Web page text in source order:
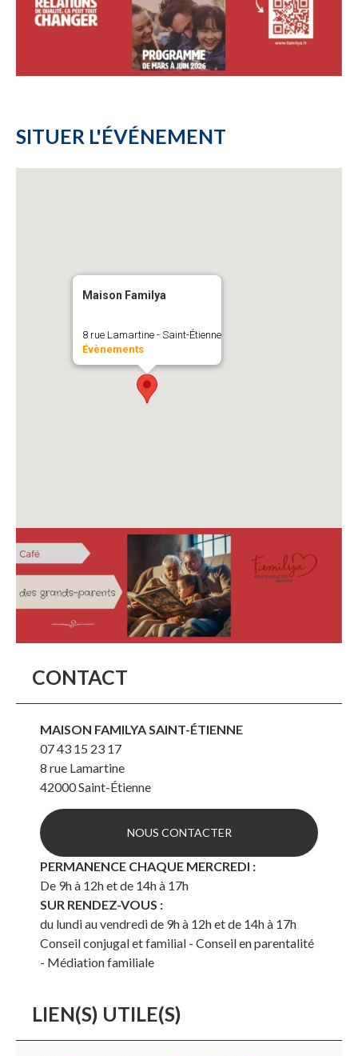
SITUER L'ÉVÉNEMENT
Maison Familya
8 rue Lamartine - Saint-Étienne
Évènements
CONTACT
MAISON FAMILYA SAINT-ÉTIENNE
07 43 15 23 17
8 rue Lamartine
42000Saint-Étienne
NOUS CONTACTER
PERMANENCE CHAQUE MERCREDI :
De 9h à 12h et de 14h à 17h
SUR RENDEZ-VOUS :
du lundi au vendredi de 9h à 12h et de 14h à 17h
Conseil conjugal et familial - Conseil en parentalité
- Médiation familiale
LIEN(S) UTILE(S)